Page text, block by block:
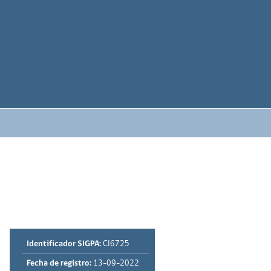
Identificador SIGPA: CI6725
Fecha de registro: 13-09-2022